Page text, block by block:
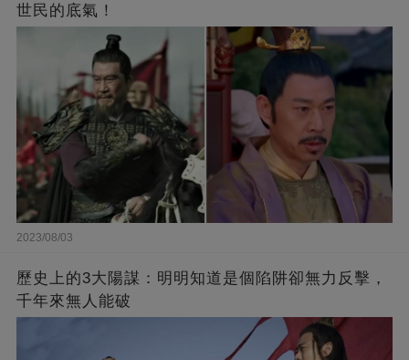
世民的底氣！
2023/08/03
歷史上的3大陽謀：明明知道是個陷阱卻無力反擊，
千年來無人能破